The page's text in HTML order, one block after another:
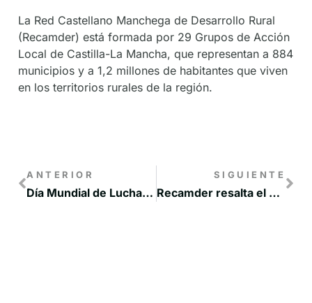
La Red Castellano Manchega de Desarrollo Rural
(Recamder) está formada por 29 Grupos de Acción
Local de Castilla-La Mancha, que representan a 884
municipios y a 1,2 millones de habitantes que viven
en los territorios rurales de la región.
ANTERIOR
Día Mundial de Lucha contra la Desertificación y la Sequía
SIGUIENTE
Recamder resalta el papel de los Grupos de Acción Local para reactivar los territorios rurales